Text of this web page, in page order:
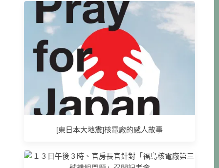
[東日本大地震]核電廠的感人故事